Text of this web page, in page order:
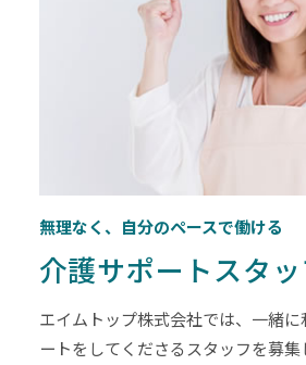
無理なく、自分のペースで働ける
介護サポートスタッ
エイムトップ株式会社では、一緒
ートをしてくださるスタッフを募